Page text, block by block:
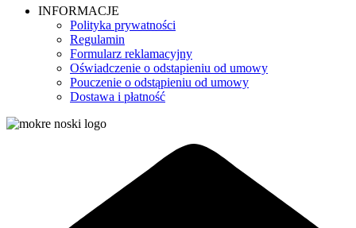
INFORMACJE
Polityka prywatności
Regulamin
Formularz reklamacyjny
Oświadczenie o odstapieniu od umowy
Pouczenie o odstąpieniu od umowy
Dostawa i płatność